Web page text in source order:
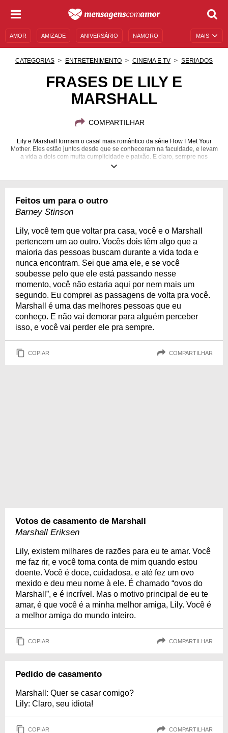
MAIS
AMOR AMIZADE ANIVERSÁRIO NAMORO
MENSAGENS E FRASES MENSAGENS DE ANIVERSÁRIO
CATEGORIAS ENTRETENIMENTO CINEMA E TV SERIADOS
FRASES DE LILY E
MARSHALL
COMPARTILHAR
Lily e Marshall formam o casal mais romântico da série How I Met Your
Mother. Eles estão juntos desde que se conheceram na faculdade, e levam
a vida a dois com muita cumplicidade e paixão. E claro, sempre nos
inspiram com o amor forte e verdadeiro que sentem um pelo outro!
Feitos um para o outro
Barney Stinson
Lily, você tem que voltar pra casa, você e o Marshall
pertencem um ao outro. Vocês dois têm algo que a
maioria das pessoas buscam durante a vida toda e
nunca encontram. Sei que ama ele, e se você
soubesse pelo que ele está passando nesse
momento, você não estaria aqui por nem mais um
segundo. Eu comprei as passagens de volta pra você.
Marshall é uma das melhores pessoas que eu
conheço. E não vai demorar para alguém perceber
isso, e você vai perder ele pra sempre.
COPIAR COMPARTILHAR
Votos de casamento de Marshall
Marshall Eriksen
Lily, existem milhares de razões para eu te amar. Você
me faz rir, e você toma conta de mim quando estou
doente. Você é doce, cuidadosa, e até fez um ovo
mexido e deu meu nome à ele. É chamado “ovos do
Marshall”, e é incrível. Mas o motivo principal de eu te
amar, é que você é a minha melhor amiga, Lily. Você é
a melhor amiga do mundo inteiro.
COPIAR COMPARTILHAR
Pedido de casamento
Marshall: Quer se casar comigo?
Lily: Claro, seu idiota!
COPIAR COMPARTILHAR